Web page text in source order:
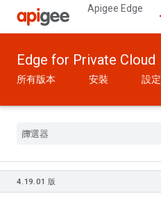
Apigee Edge
Edge for Private Cloud
所有版本 安裝 設定
4.19.01 版